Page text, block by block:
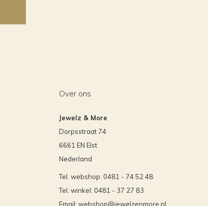
Over ons
Jewelz & More
Dorpsstraat 74
6661 EN Elst
Nederland
Tel. webshop: 0481 - 74 52 48
Tel. winkel: 0481 - 37 27 83
Email: webshop@jewelzenmore.nl